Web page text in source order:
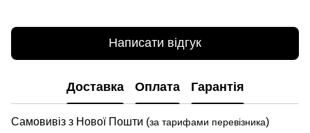
Написати відгук
Доставка Оплата Гарантія
Самовивіз з Нової Пошти (за тарифами перевізника)